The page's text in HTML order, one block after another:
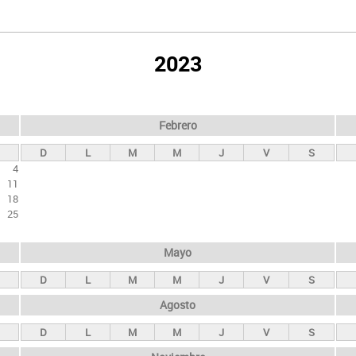
2023
4
11
18
25
Febrero
D L M M J V S
Mayo
D L M M J V S
Agosto
D L M M J V S